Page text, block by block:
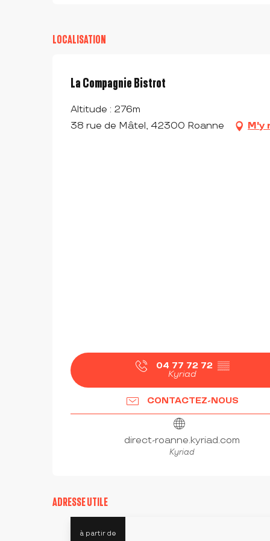
LOCALISATION
La Compagnie Bistrot
Altitude : 276m
38 rue de Mâtel, 42300 Roanne
M'y
04 77 72 72 ▒▒
Kyriad
CONTACTEZ-NOUS
direct-roanne.kyriad.com
Kyriad
ADRESSE UTILE
à partir de